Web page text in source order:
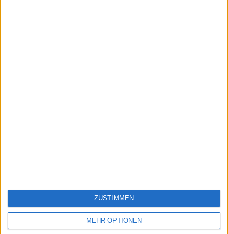
MEHR OPTIONEN
ZUSTIMMEN